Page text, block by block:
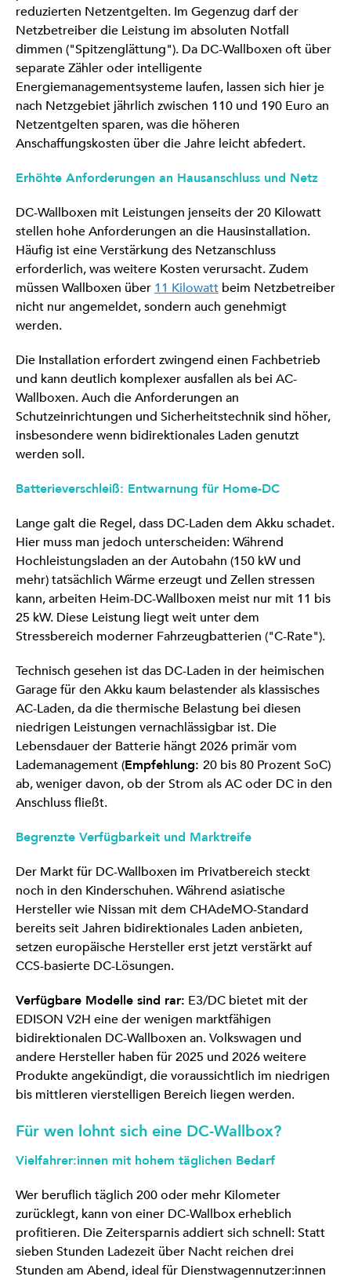
reduzierten Netzentgelten. Im Gegenzug darf der
Netzbetreiber die Leistung im absoluten Notfall
dimmen ("Spitzenglättung"). Da DC-Wallboxen oft über
separate Zähler oder intelligente
Energiemanagementsysteme laufen, lassen sich hier je
nach Netzgebiet jährlich zwischen 110 und 190 Euro an
Netzentgelten sparen, was die höheren
Anschaffungskosten über die Jahre leicht abfedert.
Erhöhte Anforderungen an Hausanschluss und Netz
DC-Wallboxen mit Leistungen jenseits der 20 Kilowatt
stellen hohe Anforderungen an die Hausinstallation.
Häufig ist eine Verstärkung des Netzanschluss
erforderlich, was weitere Kosten verursacht. Zudem
müssen Wallboxen über 11 Kilowatt beim Netzbetreiber
nicht nur angemeldet, sondern auch genehmigt
werden.
Die Installation erfordert zwingend einen Fachbetrieb
und kann deutlich komplexer ausfallen als bei AC-
Wallboxen. Auch die Anforderungen an
Schutzeinrichtungen und Sicherheitstechnik sind höher,
insbesondere wenn bidirektionales Laden genutzt
werden soll.
Batterieverschleiß: Entwarnung für Home-DC
Lange galt die Regel, dass DC-Laden dem Akku schadet.
Hier muss man jedoch unterscheiden: Während
Hochleistungsladen an der Autobahn (150 kW und
mehr) tatsächlich Wärme erzeugt und Zellen stressen
kann, arbeiten Heim-DC-Wallboxen meist nur mit 11 bis
25 kW. Diese Leistung liegt weit unter dem
Stressbereich moderner Fahrzeugbatterien ("C-Rate").
Technisch gesehen ist das DC-Laden in der heimischen
Garage für den Akku kaum belastender als klassisches
AC-Laden, da die thermische Belastung bei diesen
niedrigen Leistungen vernachlässigbar ist. Die
Lebensdauer der Batterie hängt 2026 primär vom
Lademanagement (Empfehlung: 20 bis 80 Prozent SoC)
ab, weniger davon, ob der Strom als AC oder DC in den
Anschluss fließt.
Begrenzte Verfügbarkeit und Marktreife
Der Markt für DC-Wallboxen im Privatbereich steckt
noch in den Kinderschuhen. Während asiatische
Hersteller wie Nissan mit dem CHAdeMO-Standard
bereits seit Jahren bidirektionales Laden anbieten,
setzen europäische Hersteller erst jetzt verstärkt auf
CCS-basierte DC-Lösungen.
Verfügbare Modelle sind rar: E3/DC bietet mit der
EDISON V2H eine der wenigen marktfähigen
bidirektionalen DC-Wallboxen an. Volkswagen und
andere Hersteller haben für 2025 und 2026 weitere
Produkte angekündigt, die voraussichtlich im niedrigen
bis mittleren vierstelligen Bereich liegen werden.
Für wen lohnt sich eine DC-Wallbox?
Vielfahrer:innen mit hohem täglichen Bedarf
Wer beruflich täglich 200 oder mehr Kilometer
zurücklegt, kann von einer DC-Wallbox erheblich
profitieren. Die Zeitersparnis addiert sich schnell: Statt
sieben Stunden Ladezeit über Nacht reichen drei
Stunden am Abend, ideal für Dienstwagennutzer:innen